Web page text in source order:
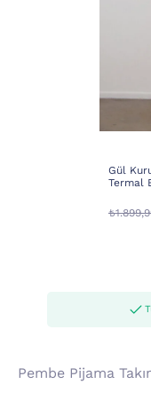
Gül
Termal
Pembe Pijama